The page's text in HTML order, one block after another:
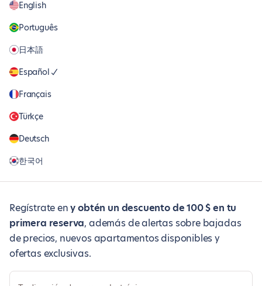
English
Português
日本語
Español
Français
Türkçe
Deutsch
한국어
Regístrate eny obtén un descuento de 100 $ en tu
primera reserva, además de alertas sobre bajadas
de precios, nuevos apartamentos disponibles y
ofertas exclusivas.